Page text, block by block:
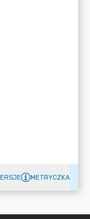
METRYCZKA